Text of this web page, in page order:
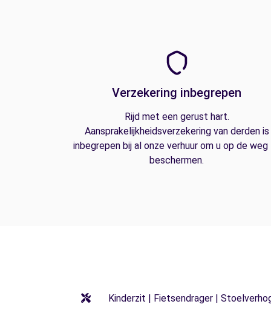
Verzekering inbegrepen
Rijd met een gerust hart.
Aansprakelijkheidsverzekering van derden is
inbegrepen bij al onze verhuur om u op de
beschermen.
Kinderzit | Fietsendrager |